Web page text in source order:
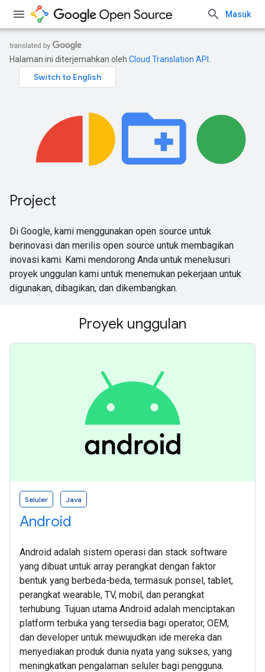
Masuk
Halaman ini diterjemahkan oleh Cloud Translation API
Project
Di Google, kami menggunakan open source untuk
berinovasi dan merilis open source untuk membagikan
inovasi kami. Kami mendorong Anda untuk menelusuri
proyek unggulan kami untuk menemukan pekerjaan untuk
digunakan, dibagikan, dan dikembangkan.
Proyek unggulan
Seluler Java
Android
Android adalah sistem operasi dan stack software
yang dibuat untuk array perangkat dengan faktor
bentuk yang berbeda-beda, termasuk ponsel, tablet,
perangkat wearable, TV, mobil, dan perangkat
terhubung. Tujuan utama Android adalah menciptakan
platform terbuka yang tersedia bagi operator, OEM,
dan developer untuk mewujudkan ide mereka dan
menyediakan produk dunia nyata yang sukses, yang
meningkatkan pengalaman seluler bagi pengguna.